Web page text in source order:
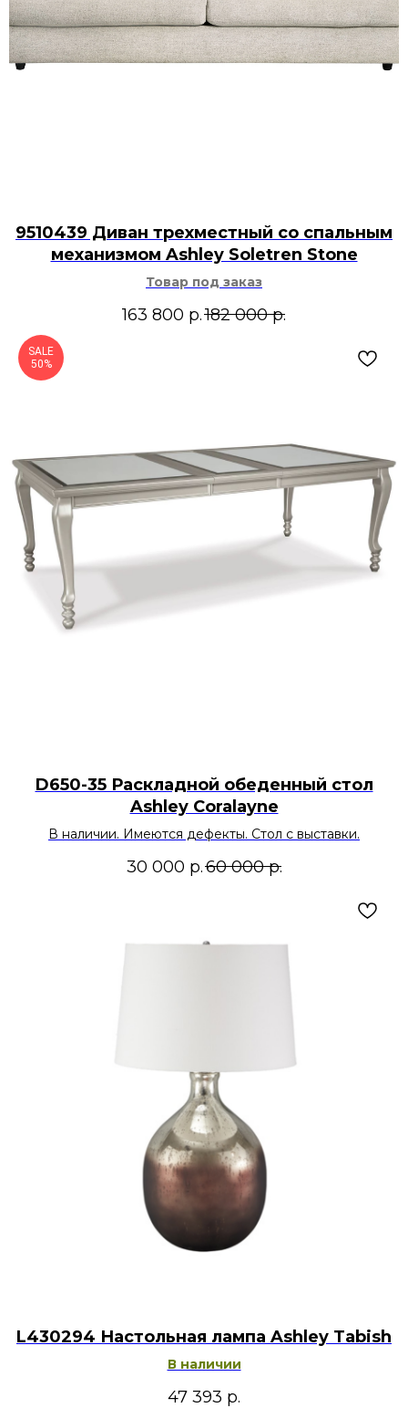
9510439 Диван трехместный со спальным
механизмом Ashley Soletren Stone
Товар под заказ
163 800 р.182 000 р.
SALE
50%
D650-35 Раскладной обеденный стол
Ashley Coralayne
В наличии. Имеются дефекты. Стол с выставки.
30 000 р.60 000 р.
L430294 Настольная лампа Ashley Tabish
В наличии
47 393 р.